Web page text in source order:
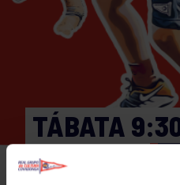
TÁBATA
GIMNASIO